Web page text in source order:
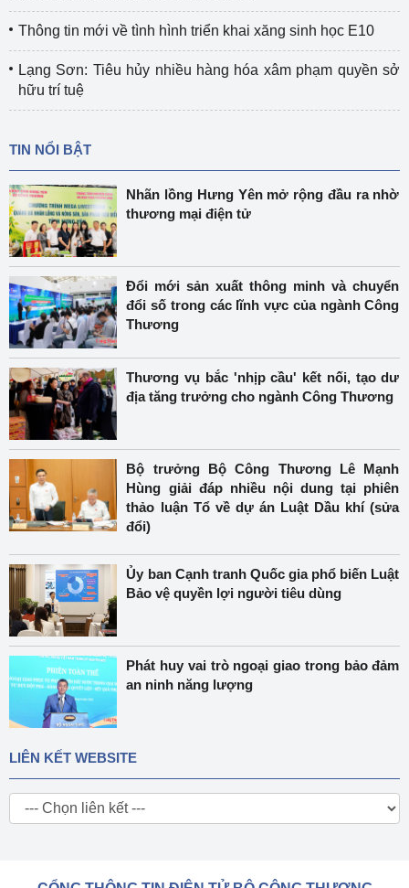
Thông tin mới về tình hình triển khai xăng sinh học E10
Lạng Sơn: Tiêu hủy nhiều hàng hóa xâm phạm quyền sở
hữu trí tuệ
TIN NỔI BẬT
Nhãn lồng Hưng Yên mở rộng đầu ra nhờ
thương mại điện tử
Đổi mới sản xuất thông minh và chuyển
đổi số trong các lĩnh vực của ngành Công
Thương
Thương vụ bắc 'nhịp cầu' kết nối, tạo dư
địa tăng trưởng cho ngành Công Thương
Bộ trưởng Bộ Công Thương Lê Mạnh
Hùng giải đáp nhiều nội dung tại phiên
thảo luận Tổ về dự án Luật Dầu khí (sửa
đổi)
Ủy ban Cạnh tranh Quốc gia phổ biến Luật
Bảo vệ quyền lợi người tiêu dùng
Phát huy vai trò ngoại giao trong bảo đảm
an ninh năng lượng
LIÊN KẾT WEBSITE